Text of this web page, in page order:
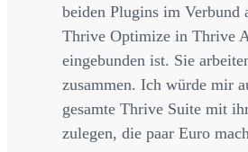
beiden Plugins im Verbund
Thrive Optimize in Thrive
eingebunden ist. Sie
zusammen. Ich würde mir
gesamte Thrive Suite mit
zulegen, die paar Euro